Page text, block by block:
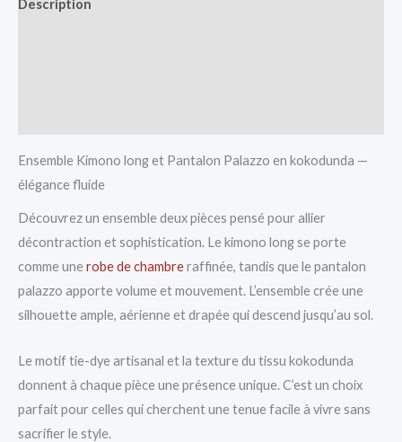
Description
Ensemble Kimono long et Pantalon Palazzo en kokodunda —
élégance fluide
Découvrez un ensemble deux pièces pensé pour allier
décontraction et sophistication. Le kimono long se porte
comme unerobe de chambreraffinée, tandis que le pantalon
palazzo apporte volume et mouvement. L’ensemble crée une
silhouette ample, aérienne et drapée qui descend jusqu’au sol.
Le motif tie-dye artisanal et la texture du tissu kokodunda
donnent à chaque pièce une présence unique. C’est un choix
parfait pour celles qui cherchent une tenue facile à vivre sans
sacrifier le style.